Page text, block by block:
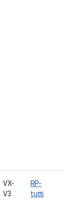
VX-
V3
RP-
tutti